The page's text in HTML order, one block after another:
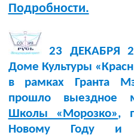
Подробности.
23 ДЕКАБРЯ
Доме Культуры
в рамках Гранта
прошло выездное
Школы «Морозко»,
Новому Году и